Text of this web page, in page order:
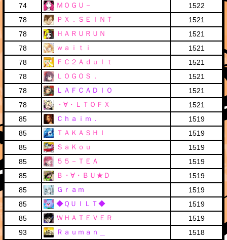
74
ＭＯＧＵ－
1522
78
ＰＸ．ＳＥＩＮＴ
1521
78
ＨＡＲＵＲＵＮ
1521
78
ｗａｉｔｉ
1521
78
ＦＣ２Ａｄｕｌｔ
1521
78
ＬＯＧＯＳ．
1521
78
ＬＡＦＣＡＤＩＯ
1521
78
・∀・ＬＴＯＦＸ
1521
85
Ｃｈａｉｍ．
1519
85
ＴＡＫＡＳＨＩ
1519
85
ＳａＫｏｕ
1519
85
５５－ＴＥＡ
1519
85
Ｂ・∀・ＢＵ★Ｄ
1519
85
Ｇｒａｍ
1519
85
◆ＱＵＩＬＴ◆
1519
85
ＷＨＡＴＥＶＥＲ
1519
93
Ｒａｕｍａｎ＿
1518